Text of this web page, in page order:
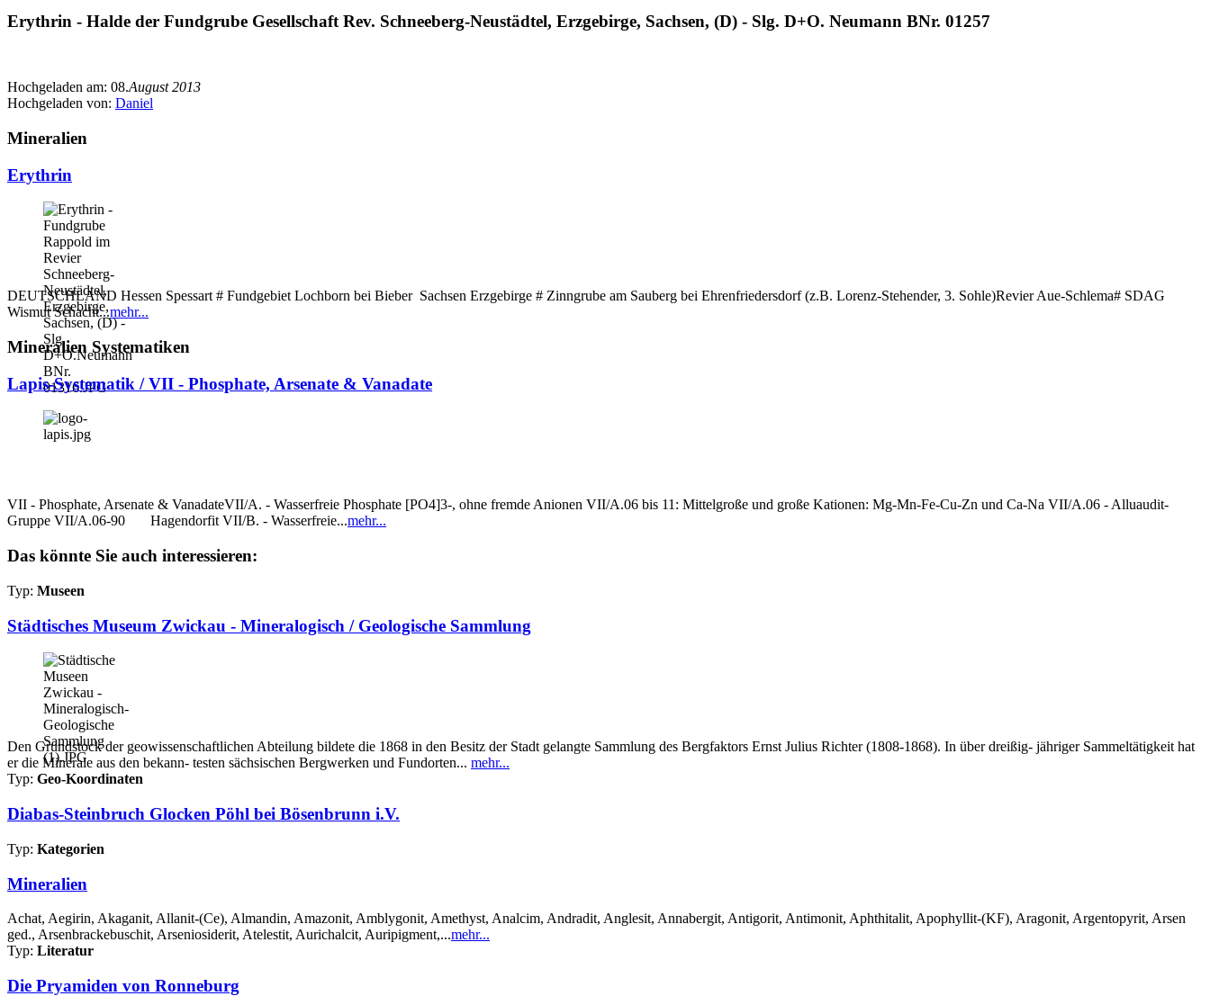
Erythrin - Halde der Fundgrube Gesellschaft Rev. Schneeberg-Neustädtel, Erzgebirge, Sachsen, (D) - Slg. D+O. Neumann BNr. 01257
Hochgeladen am: 08.August 2013
Hochgeladen von: Daniel
Mineralien
Erythrin
DEUTSCHLAND Hessen Spessart # Fundgebiet Lochborn bei Bieber Sachsen Erzgebirge # Zinngrube am Sauberg bei Ehrenfriedersdorf (z.B. Lorenz-Stehender, 3. Sohle)Revier Aue-Schlema# SDAG
Wismut Schacht...mehr...
Mineralien Systematiken
Lapis-Systematik / VII - Phosphate, Arsenate & Vanadate
VII - Phosphate, Arsenate & VanadateVII/A. - Wasserfreie Phosphate [PO4]3-, ohne fremde Anionen VII/A.06 bis 11: Mittelgroße und große Kationen: Mg-Mn-Fe-Cu-Zn und Ca-Na VII/A.06 - Alluaudit-
Gruppe VII/A.06-90 Hagendorfit VII/B. - Wasserfreie...mehr...
Das könnte Sie auch interessieren:
Typ: Museen
Städtisches Museum Zwickau - Mineralogisch / Geologische Sammlung
Den Grundstock der geowissenschaftlichen Abteilung bildete die 1868 in den Besitz der Stadt gelangte Sammlung des Bergfaktors Ernst Julius Richter (1808-1868). In über dreißig- jähriger Sammeltätigkeit hat
er die Minerale aus den bekann- testen sächsischen Bergwerken und Fundorten... mehr...
Typ: Geo-Koordinaten
Diabas-Steinbruch Glocken Pöhl bei Bösenbrunn i.V.
Typ: Kategorien
Mineralien
Achat, Aegirin, Akaganit, Allanit-(Ce), Almandin, Amazonit, Amblygonit, Amethyst, Analcim, Andradit, Anglesit, Annabergit, Antigorit, Antimonit, Aphthitalit, Apophyllit-(KF), Aragonit, Argentopyrit, Arsen
ged., Arsenbrackebuschit, Arseniosiderit, Atelestit, Aurichalcit, Auripigment,...mehr...
Typ: Literatur
Die Pryamiden von Ronneburg